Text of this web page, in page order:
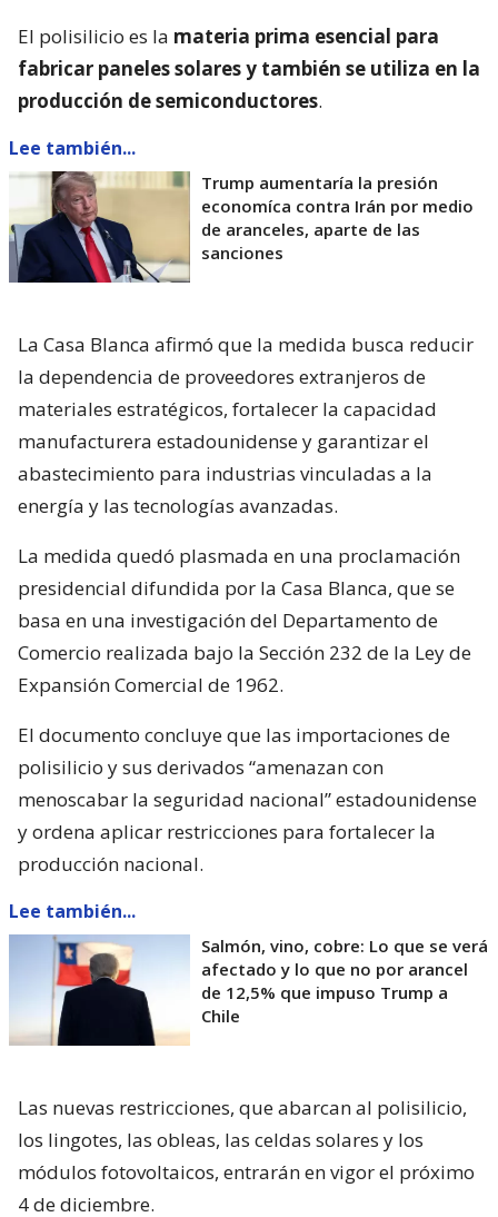
El polisilicio es la materia prima esencial para
fabricar paneles solares y también se utiliza en la
producción de semiconductores.
Lee también...
Trump aumentaría la presión
economíca contra Irán por medio
de aranceles, aparte de las
sanciones
La Casa Blanca afirmó que la medida busca reducir
la dependencia de proveedores extranjeros de
materiales estratégicos, fortalecer la capacidad
manufacturera estadounidense y garantizar el
abastecimiento para industrias vinculadas a la
energía y las tecnologías avanzadas.
La medida quedó plasmada en una proclamación
presidencial difundida por la Casa Blanca, que se
basa en una investigación del Departamento de
Comercio realizada bajo la Sección 232 de la Ley de
Expansión Comercial de 1962.
El documento concluye que las importaciones de
polisilicio y sus derivados “amenazan con
menoscabar la seguridad nacional” estadounidense
y ordena aplicar restricciones para fortalecer la
producción nacional.
Lee también...
Salmón, vino, cobre: Lo que se verá
afectado y lo que no por arancel
de 12,5% que impuso Trump a
Chile
Las nuevas restricciones, que abarcan al polisilicio,
los lingotes, las obleas, las celdas solares y los
módulos fotovoltaicos, entrarán en vigor el próximo
4 de diciembre.